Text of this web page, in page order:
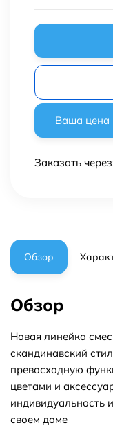
Заказать
Обзор
Обзор
Новая линейка
скандинавский
превосходную
цветами и
индивидуальность
своем доме